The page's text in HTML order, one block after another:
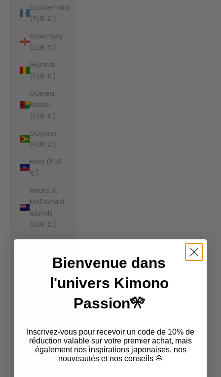
Guatemala
(EUR €)
Guernsey
(EUR €)
Guinea
(EUR €)
Guinea-
Bissau
(EUR €)
Guyana
(EUR €)
Haiti (EUR
€)
Heard &
McDonald
Islands
(EUR €)
Honduras
Hong Kong
SAR (EUR
Iceland
(EUR €)
Bienvenue dans
l'univers Kimono
Passion🎌
Inscrivez-vous pour recevoir un code de 10% de
réduction valable sur votre premier achat, mais
également nos inspirations japonaises, nos
nouveautés et nos conseils 🌸